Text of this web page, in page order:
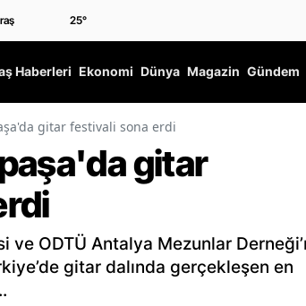
25°
Haberleri Ekonomi Dünya Magazin Gündem
gitar festivali sona erdi
gitar
ODTÜ Antalya Mezunlar
gitar dalında gerçekleşen en